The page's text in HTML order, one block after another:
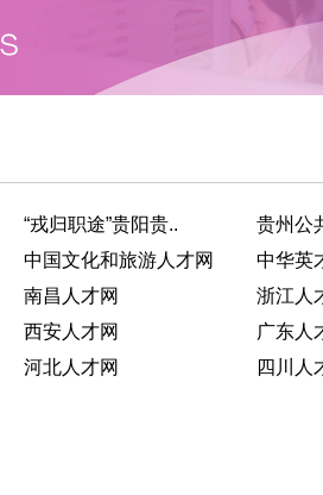
“戎归职途”贵阳贵..
贵州公
中国文化和旅游人才网
中华英
南昌人才网
浙江人
西安人才网
广东人
河北人才网
四川人